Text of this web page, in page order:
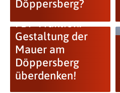
Döppersberg?
FDP-Fraktion:
Gestaltung der
Mauer am
Döppersberg
überdenken!